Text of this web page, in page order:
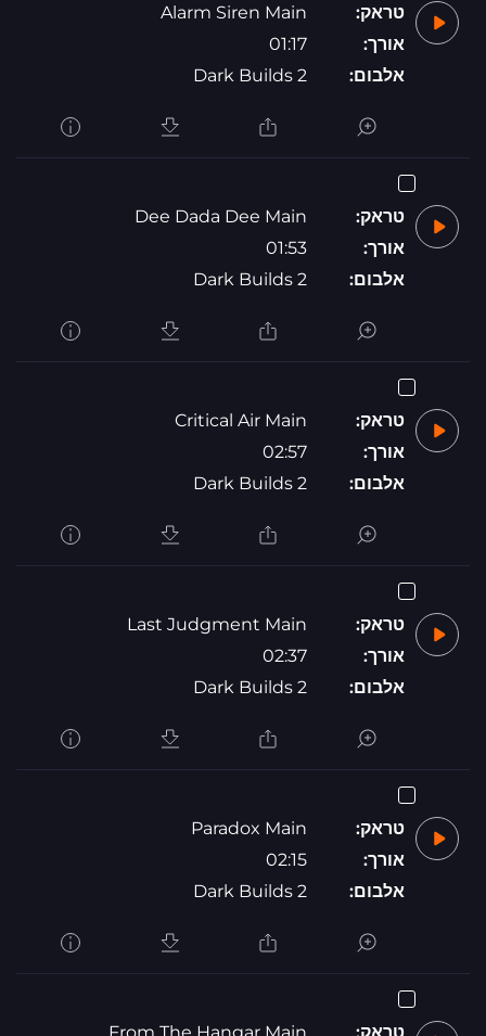
טראק:
Alarm Siren Main
אורך:
01:17
אלבום:
Dark Builds 2
טראק:
Dee Dada Dee Main
אורך:
01:53
אלבום:
Dark Builds 2
טראק:
Critical Air Main
אורך:
02:57
אלבום:
Dark Builds 2
טראק:
Last Judgment Main
אורך:
02:37
אלבום:
Dark Builds 2
טראק:
Paradox Main
אורך:
02:15
אלבום:
Dark Builds 2
טראק:
From The Hangar Main